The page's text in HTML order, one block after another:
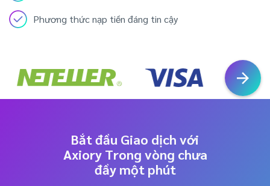
Phương thức nạp tiền đáng tin cậy
Bắt đầu Giao dịch với
Axiory Trong vòng chưa
đầy một phút